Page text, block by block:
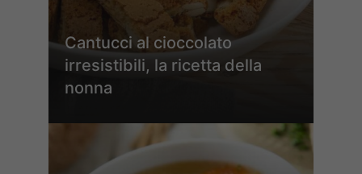
Cantucci al cioccolato
irresistibili, la ricetta della
nonna